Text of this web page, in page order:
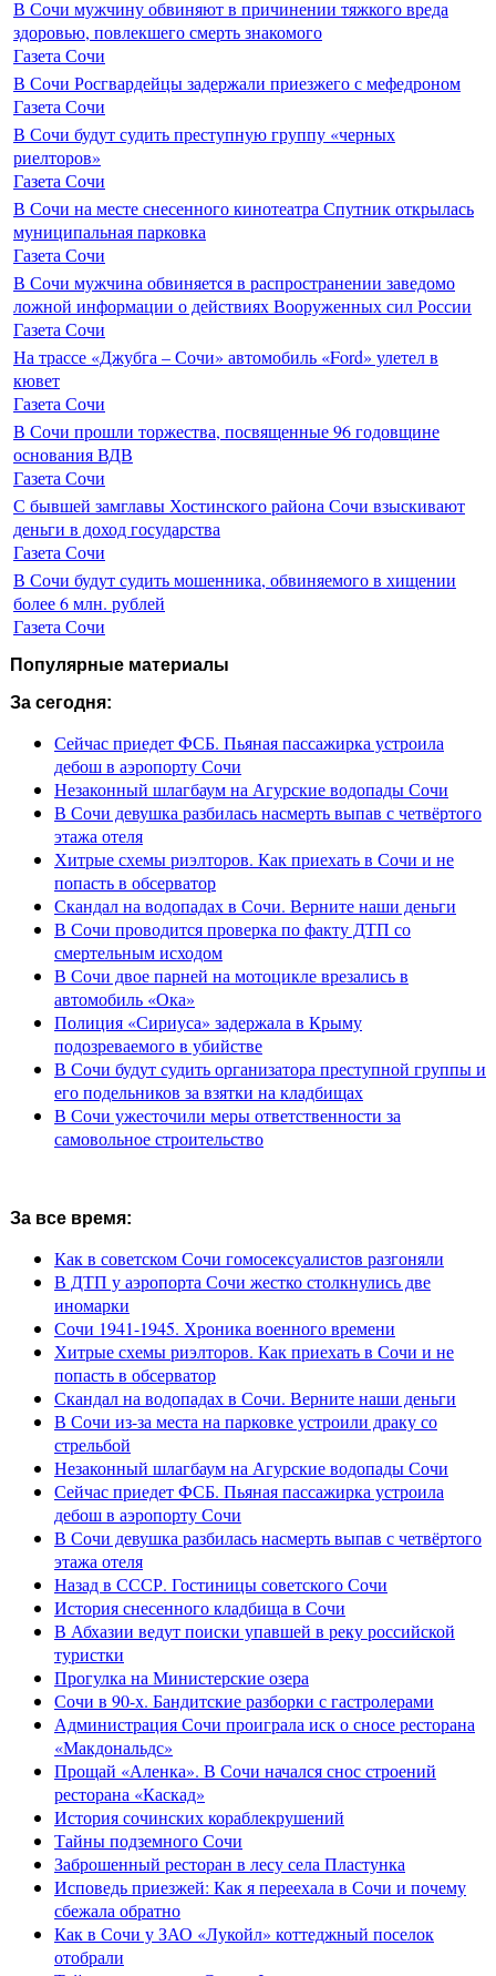
В Сочи мужчину обвиняют в причинении тяжкого вреда
здоровью, повлекшего смерть знакомого
Газета Сочи
В Сочи Росгвардейцы задержали приезжего с мефедроном
Газета Сочи
В Сочи будут судить преступную группу «черных
риелторов»
Газета Сочи
В Сочи на месте снесенного кинотеатра Спутник открылась
муниципальная парковка
Газета Сочи
В Сочи мужчина обвиняется в распространении заведомо
ложной информации о действиях Вооруженных сил России
Газета Сочи
На трассе «Джубга – Сочи» автомобиль «Ford» улетел в
кювет
Газета Сочи
В Сочи прошли торжества, посвященные 96 годовщине
основания ВДВ
Газета Сочи
С бывшей замглавы Хостинского района Сочи взыскивают
деньги в доход государства
Газета Сочи
В Сочи будут судить мошенника, обвиняемого в хищении
более 6 млн. рублей
Газета Сочи
Популярные материалы
За сегодня:
Сейчас приедет ФСБ. Пьяная пассажирка устроила
дебош в аэропорту Сочи
Незаконный шлагбаум на Агурские водопады Сочи
В Сочи девушка разбилась насмерть выпав с четвёртого
этажа отеля
Хитрые схемы риэлторов. Как приехать в Сочи и не
попасть в обсерватор
Скандал на водопадах в Сочи. Верните наши деньги
В Сочи проводится проверка по факту ДТП со
смертельным исходом
В Сочи двое парней на мотоцикле врезались в
автомобиль «Ока»
Полиция «Сириуса» задержала в Крыму
подозреваемого в убийстве
В Сочи будут судить организатора преступной группы и
его подельников за взятки на кладбищах
В Сочи ужесточили меры ответственности за
самовольное строительство
За все время:
Как в советском Сочи гомосексуалистов разгоняли
В ДТП у аэропорта Сочи жестко столкнулись две
иномарки
Сочи 1941-1945. Хроника военного времени
Хитрые схемы риэлторов. Как приехать в Сочи и не
попасть в обсерватор
Скандал на водопадах в Сочи. Верните наши деньги
В Сочи из-за места на парковке устроили драку со
стрельбой
Незаконный шлагбаум на Агурские водопады Сочи
Сейчас приедет ФСБ. Пьяная пассажирка устроила
дебош в аэропорту Сочи
В Сочи девушка разбилась насмерть выпав с четвёртого
этажа отеля
Назад в СССР. Гостиницы советского Сочи
История снесенного кладбища в Сочи
В Абхазии ведут поиски упавшей в реку российской
туристки
Прогулка на Министерские озера
Сочи в 90-х. Бандитские разборки с гастролерами
Администрация Сочи проиграла иск о сносе ресторана
«Макдональдс»
Прощай «Аленка». В Сочи начался снос строений
ресторана «Каскад»
История сочинских кораблекрушений
Тайны подземного Сочи
Заброшенный ресторан в лесу села Пластунка
Исповедь приезжей: Как я переехала в Сочи и почему
сбежала обратно
Как в Сочи у ЗАО «Лукойл» коттеджный поселок
отобрали